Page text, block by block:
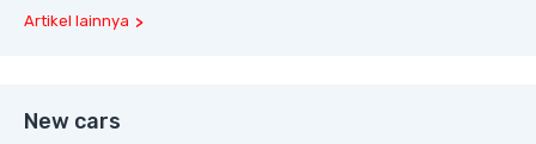
Artikel lainnya
New cars